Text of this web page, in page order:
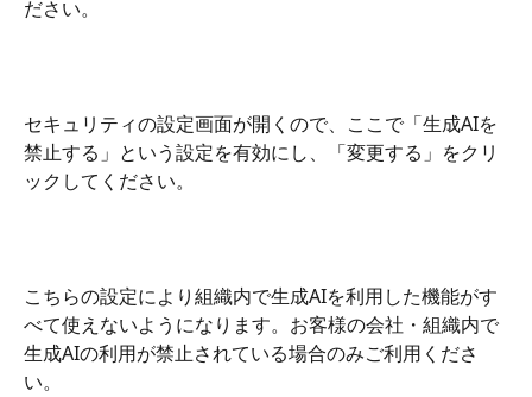
ださい。
セキュリティの設定画面が開くので、ここで「生成AIを
禁止する」という設定を有効にし、「変更する」をクリ
ックしてください。
こちらの設定により組織内で生成AIを利用した機能がす
べて使えないようになります。お客様の会社・組織内で
生成AIの利用が禁止されている場合のみご利用くださ
い。